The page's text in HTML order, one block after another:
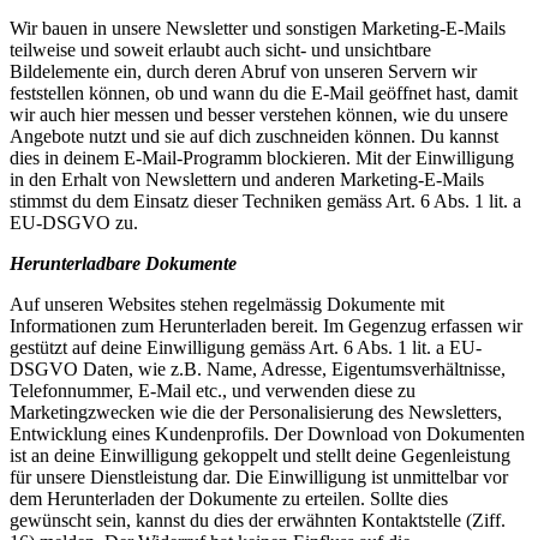
Wir bauen in unsere Newsletter und sonstigen Marketing-E-Mails
teilweise und soweit erlaubt auch sicht- und unsichtbare
Bildelemente ein, durch deren Abruf von unseren Servern wir
feststellen können, ob und wann du die E-Mail geöffnet hast, damit
wir auch hier messen und besser verstehen können, wie du unsere
Angebote nutzt und sie auf dich zuschneiden können. Du kannst
dies in deinem E-Mail-Programm blockieren. Mit der Einwilligung
in den Erhalt von Newslettern und anderen Marketing-E-Mails
stimmst du dem Einsatz dieser Techniken gemäss Art. 6 Abs. 1 lit. a
EU-DSGVO zu.
Herunterladbare Dokumente
Auf unseren Websites stehen regelmässig Dokumente mit
Informationen zum Herunterladen bereit. Im Gegenzug erfassen wir
gestützt auf deine Einwilligung gemäss Art. 6 Abs. 1 lit. a EU-
DSGVO Daten, wie z.B. Name, Adresse, Eigentumsverhältnisse,
Telefonnummer, E-Mail etc., und verwenden diese zu
Marketingzwecken wie die der Personalisierung des Newsletters,
Entwicklung eines Kundenprofils. Der Download von Dokumenten
ist an deine Einwilligung gekoppelt und stellt deine Gegenleistung
für unsere Dienstleistung dar. Die Einwilligung ist unmittelbar vor
dem Herunterladen der Dokumente zu erteilen. Sollte dies
gewünscht sein, kannst du dies der erwähnten Kontaktstelle (Ziff.